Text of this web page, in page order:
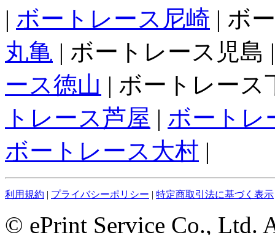
| ボートレース尼崎 | ボ
丸亀 | ボートレース児島
ース徳山 | ボートレー
トレース芦屋 | ボートレ
ボートレース大村 |
利用規約 | プライバシーポリシー | 特定商取引法に基づく表示
© ePrint Service Co., Ltd.